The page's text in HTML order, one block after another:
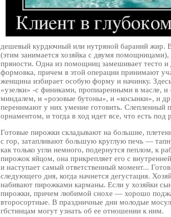
дешевый курдючный или нутряной бараний жир.
(этим занимается хозяйка с двумя
пряности. Одна из помощниц замешивает тесто и
формовка, причем в этой операции принимают
женщина избирает особую форму и начинку.
«узелки» -с финиками, пропиаренными в масле,
миндалем, и «розовые бутоны», и «косынки», и
перенимают у них умение готовить. Слепленный
орнаментом, и тогда в ход идет все, что есть под
Готовые пирожки складывают на большие,
с гор, затапливают большую круглую печь —
как только угли немного, подернутся пеплом, к
пирожок яйцом, она прикрепляет его с
и наступает самый ответственный момент...
следующего дня, когда начнется дегустация.
набивают пирожками карманы. Если у хозяйки
пирожки, причем любимой снохе — хорошо
второсортные. В праздничные дни молодые
гбстинцам могут узнать об ее отношении к ним.